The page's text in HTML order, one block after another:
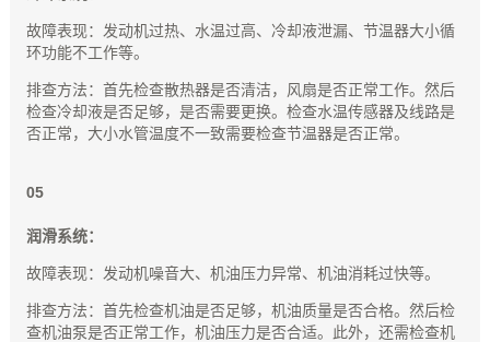
故障表现：发动机过热、水温过高、冷却液泄漏、节温器大小循
环功能不工作等。
排查方法：首先检查散热器是否清洁，风扇是否正常工作。然后
检查冷却液是否足够，是否需要更换。检查水温传感器及线路是
否正常，大小水管温度不一致需要检查节温器是否正常。
05
润滑系统：
故障表现：发动机噪音大、机油压力异常、机油消耗过快等。
排查方法：首先检查机油是否足够，机油质量是否合格。然后检
查机油泵是否正常工作，机油压力是否合适。此外，还需检查机